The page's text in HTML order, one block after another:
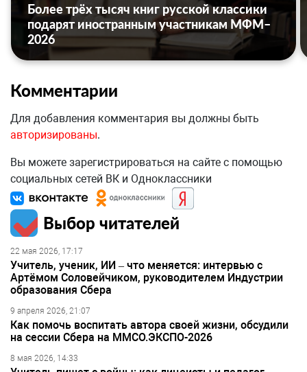
Более трёх тысяч книг русской классики
подарят иностранным участникам МФМ–
2026
Комментарии
Для добавления комментария вы должны быть
авторизированы.
Вы можете зарегистрироваться на сайте с помощью
социальных сетей ВК и Одноклассники
Выбор читателей
22 мая 2026, 17:17
Учитель, ученик, ИИ – что меняется: интервью с
Артёмом Соловейчиком, руководителем Индустрии
образования Сбера
9 апреля 2026, 21:07
Как помочь воспитать автора своей жизни, обсудили
на сессии Сбера на ММСО.ЭКСПО-2026
8 мая 2026, 14:33